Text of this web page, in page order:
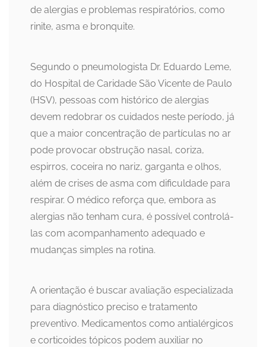
de alergias e problemas respiratórios, como
rinite, asma e bronquite.
Segundo o pneumologista Dr. Eduardo Leme,
do Hospital de Caridade São Vicente de Paulo
(HSV), pessoas com histórico de alergias
devem redobrar os cuidados neste período, já
que a maior concentração de partículas no ar
pode provocar obstrução nasal, coriza,
espirros, coceira no nariz, garganta e olhos,
além de crises de asma com dificuldade para
respirar. O médico reforça que, embora as
alergias não tenham cura, é possível controlá-
las com acompanhamento adequado e
mudanças simples na rotina.
A orientação é buscar avaliação especializada
para diagnóstico preciso e tratamento
preventivo. Medicamentos como antialérgicos
e corticoides tópicos podem auxiliar no